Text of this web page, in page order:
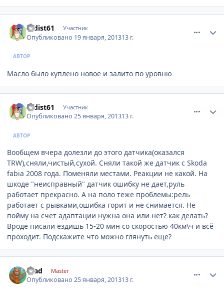
radist61 Участник
Опубликовано 19 января, 201313 г.
АВТОР
Масло было куплено новое и залито по уровню
radist61 Участник
Опубликовано25 января, 201313 г.
АВТОР
Вообщем вчера долезли до этого датчика(оказался
TRW),сняли,чистый,сухой. Сняли такой же датчик с Skoda
fabia 2008 года. Поменяли местами. Реакции не какой. На
шкоде "неисправный" датчик ошибку не дает,руль
работает прекрасно. А на поло теже проблемы:рель
работает с рывками,ошибка горит и не снимается. Не
пойму на счет адаптации нужна она или нет? как делать?
Вроде писали ездишь 15-20 мин со скоростью 40км\ч и всё
проходит. Подскажите что можно глянуть еще?
Scad Master
Опубликовано25 января, 201313 г.